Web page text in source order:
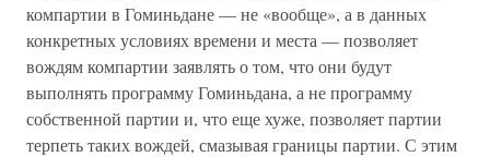
компартии в Гоминьдане — не «вообще», а в данных
конкретных условиях времени и места — позволяет
вождям компартии заявлять о том, что они будут
выполнять программу Гоминьдана, а не программу
собственной партии и, что еще хуже, позволяет партии
терпеть таких вождей, смазывая границы партии. С этим